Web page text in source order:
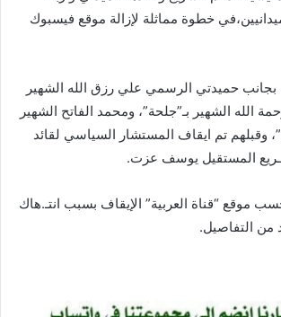
خطوة مماثلة لإزالة موقع فيسبوك
بجانب حميدتي الرسمي علي رزق الله الشهير
الله الشهير بـ”جلحة”، ومحمد الفاتح الشهير
وقبلهم تم ايقاف المستشار السياسي لقائد
ـريع المستقيل يوسف عزت.
موقع “قناة العربية” الإيقاف بسبب انتـ.هاك
من التفاصيل.